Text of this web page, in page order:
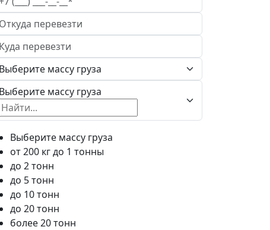
Выберите массу груза
Выберите массу груза
от 200 кг до 1 тонны
до 2 тонн
до 5 тонн
до 10 тонн
до 20 тонн
более 20 тонн